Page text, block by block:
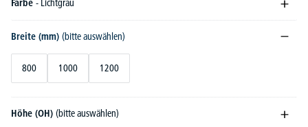
Farbe - Lichtgrau
Breite (mm) (bitte auswählen)
800 1000 1200
Höhe (OH) (bitte auswählen)